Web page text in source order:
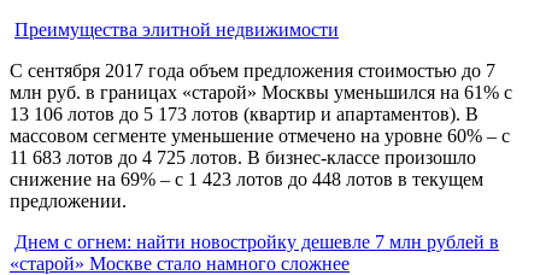
Преимущества элитной недвижимости
С сентября 2017 года объем предложения стоимостью до 7
млн руб. в границах «старой» Москвы уменьшился на 61% с
13 106 лотов до 5 173 лотов (квартир и апартаментов). В
массовом сегменте уменьшение отмечено на уровне 60% – с
11 683 лотов до 4 725 лотов. В бизнес-классе произошло
снижение на 69% – с 1 423 лотов до 448 лотов в текущем
предложении.
Днем с огнем: найти новостройку дешевле 7 млн рублей в
«старой» Москве стало намного сложнее